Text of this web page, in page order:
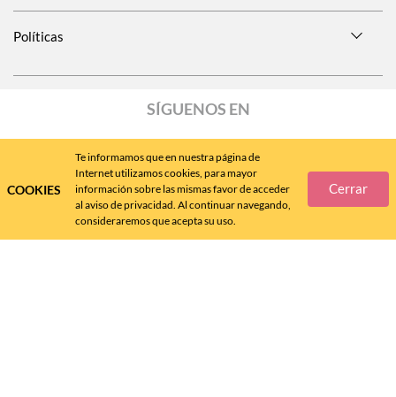
COOKIES
Te informamos que en nuestra página de
Internet utilizamos cookies, para mayor
información sobre las mismas favor de acceder
al aviso de privacidad. Al continuar navegando,
consideraremos que acepta su uso.
Cerrar
Políticas
SÍGUENOS EN
CallCenter477 788 4600